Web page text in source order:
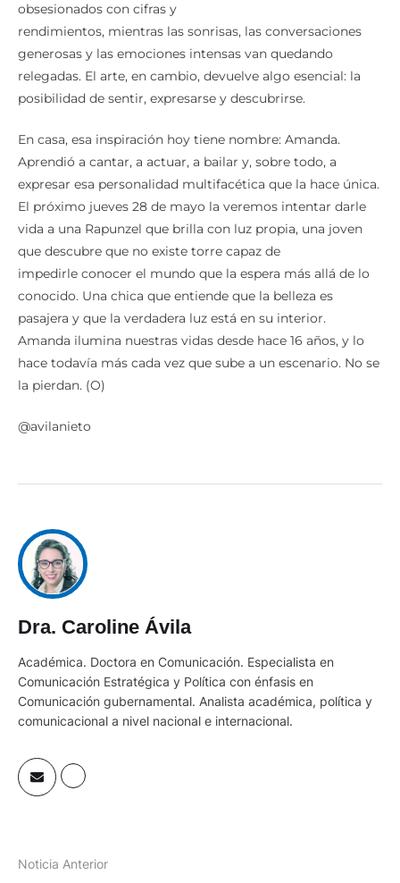
obsesionados con cifras y
rendimientos, mientras las sonrisas, las conversaciones
generosas y las emociones intensas van quedando
relegadas. El arte, en cambio, devuelve algo esencial: la
posibilidad de sentir, expresarse y descubrirse.
En casa, esa inspiración hoy tiene nombre: Amanda.
Aprendió a cantar, a actuar, a bailar y, sobre todo, a
expresar esa personalidad multifacética que la hace única.
El próximo jueves 28 de mayo la veremos intentar darle
vida a una Rapunzel que brilla con luz propia, una joven
que descubre que no existe torre capaz de
impedirle conocer el mundo que la espera más allá de lo
conocido. Una chica que entiende que la belleza es
pasajera y que la verdadera luz está en su interior.
Amanda ilumina nuestras vidas desde hace 16 años, y lo
hace todavía más cada vez que sube a un escenario. No se
la pierdan. (O)
@avilanieto
Dra. Caroline Ávila
Académica. Doctora en Comunicación. Especialista en
Comunicación Estratégica y Política con énfasis en
Comunicación gubernamental. Analista académica, política y
comunicacional a nivel nacional e internacional.
Noticia Anterior